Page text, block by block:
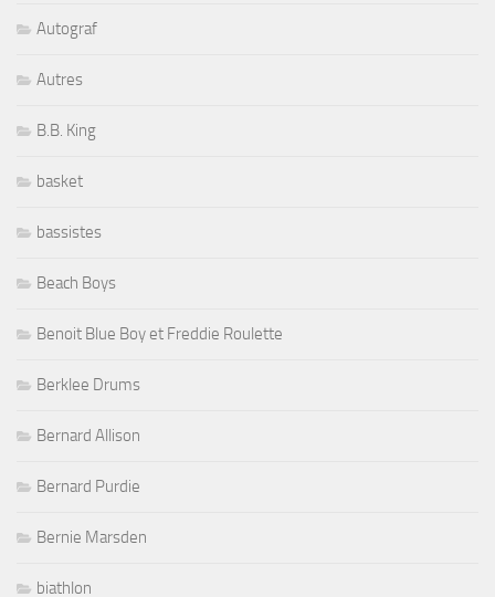
Autograf
Autres
B.B. King
basket
bassistes
Beach Boys
Benoit Blue Boy et Freddie Roulette
Berklee Drums
Bernard Allison
Bernard Purdie
Bernie Marsden
biathlon